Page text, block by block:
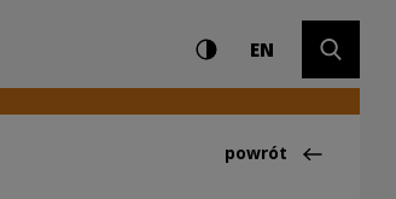
Ustawienia iWysoki kontrast
ENCHANGE
Powrót
powrót